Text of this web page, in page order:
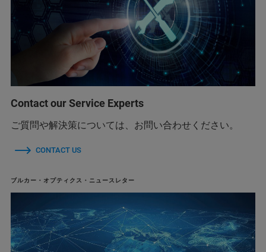
Contact our Service Experts
ご質問や解決策については、お問い合わせください。
CONTACT US
ブルカー・オプティクス・ニュースレター